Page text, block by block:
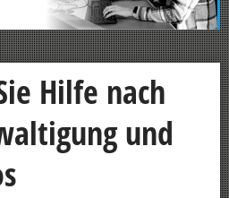
Hilfe nach
und